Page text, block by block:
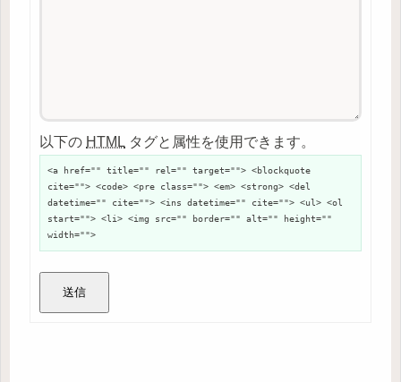
以下の HTML タグと属性を使用できます。
<a href="" title="" rel="" target=""> <blockquote
cite=""> <code> <pre class=""> <em> <strong> <del
datetime="" cite=""> <ins datetime="" cite=""> <ul> <ol
start=""> <li> <img src="" border="" alt="" height=""
width="">
送信